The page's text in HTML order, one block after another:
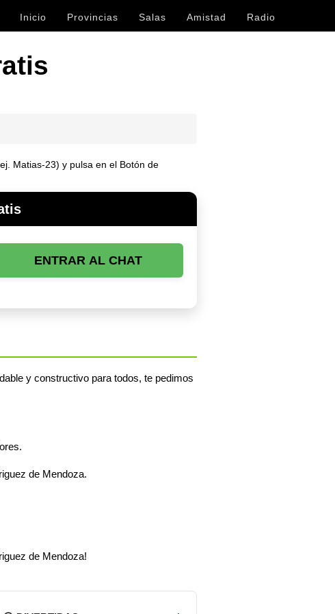
Inicio Provincias Salas Amistad Radio
Matias-23) y pulsa en el Botón de
ENTRAR AL CHAT
y constructivo para todos, te pedimos
de Mendoza.
de Mendoza!